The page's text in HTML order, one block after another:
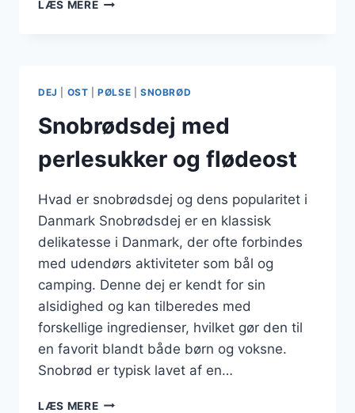
LÆS MERE
DEJ OST |PØLSE SNOBRØD
Snobrødsdej med
perlesukker og flødeost
Hvad er snobrødsdej og dens popularitet i
Danmark Snobrødsdej er en klassisk
delikatesse i Danmark, der ofte forbindes
med udendørs aktiviteter som bål og
camping. Denne dej er kendt for sin
alsidighed og kan tilberedes med
forskellige ingredienser, hvilket gør den til
en favorit blandt både børn og voksne.
Snobrød er typisk lavet af en…
LÆS MERESNOBRØDSDEJ